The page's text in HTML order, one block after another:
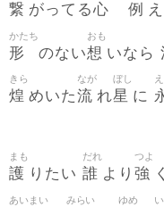
繋 がってる心 例
形
かたち
のない想
おも
いなら
煌
きら
めいた流
なが
れ星
ぼし
に
護
まも
りたい 誰
だれ
より 強
つよ
く
あいまい みらい ゆめ